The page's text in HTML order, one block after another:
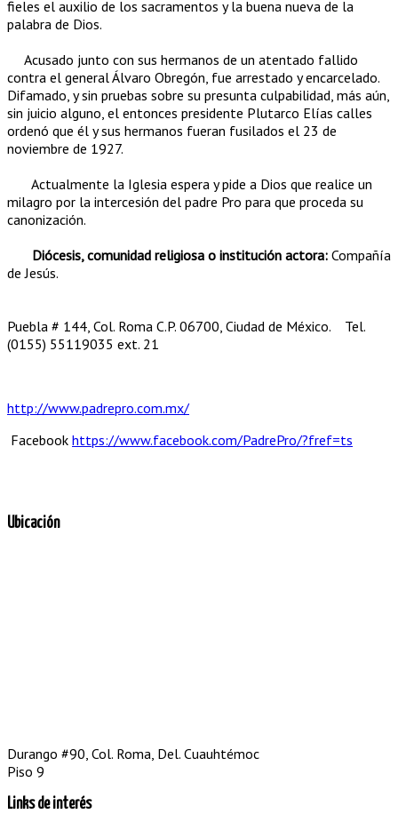
fieles el auxilio de los sacramentos y la buena nueva de la
palabra de Dios.
Acusado junto con sus hermanos de un atentado fallido
contra el general Álvaro Obregón, fue arrestado y encarcelado.
Difamado, y sin pruebas sobre su presunta culpabilidad, más aún,
sin juicio alguno, el entonces presidente Plutarco Elías calles
ordenó que él y sus hermanos fueran fusilados el 23 de
noviembre de 1927.
Actualmente la Iglesia espera y pide a Dios que realice un
milagro por la intercesión del padre Pro para que proceda su
canonización.
Diócesis, comunidad religiosa o institución actora: Compañía
de Jesús.
Puebla # 144, Col. Roma C.P. 06700, Ciudad de México. Tel.
(0155) 55119035 ext. 21
http://www.padrepro.com.mx/
Facebook https://www.facebook.com/PadrePro/?fref=ts
Ubicación
Durango #90, Col. Roma, Del. Cuauhtémoc
Piso 9
Links de interés